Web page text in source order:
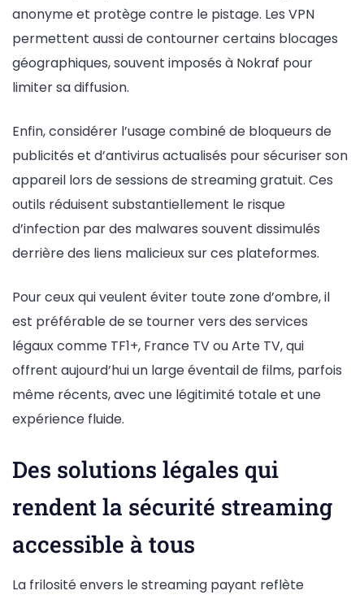
anonyme et protège contre le pistage. Les VPN
permettent aussi de contourner certains blocages
géographiques, souvent imposés à Nokraf pour
limiter sa diffusion.
Enfin, considérer l’usage combiné de bloqueurs de
publicités et d’antivirus actualisés pour sécuriser son
appareil lors de sessions de streaming gratuit. Ces
outils réduisent substantiellement le risque
d’infection par des malwares souvent dissimulés
derrière des liens malicieux sur ces plateformes.
Pour ceux qui veulent éviter toute zone d’ombre, il
est préférable de se tourner vers des services
légaux comme TF1+, France TV ou Arte TV, qui
offrent aujourd’hui un large éventail de films, parfois
même récents, avec une légitimité totale et une
expérience fluide.
Des solutions légales qui
rendent la sécurité streaming
accessible à tous
La frilosité envers le streaming payant reflète